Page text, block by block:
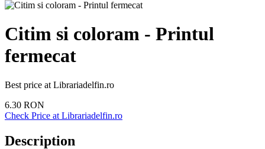
Citim si coloram - Printul
fermecat
Best price at Librariadelfin.ro
6.30 RON
Check Price at Librariadelfin.ro
Description